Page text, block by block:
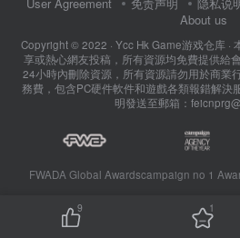
About us
Copyright © 2022 · Ycc Hk Game游戏仓库 ·
享或熱心網友投稿，所有資源均免費提供給
24小時內刪除資源，所有資源請勿用於商業
務費，包含PC硬件軟件和遊戲各類報錯解決
明發送至郵箱：
FWADA Global Awardscampaign no 1
9 1